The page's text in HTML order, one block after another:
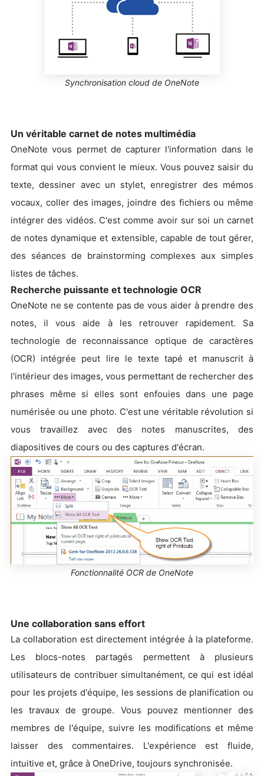
Synchronisation cloud de OneNote
Un véritable carnet de notes multimédia
OneNote vous permet de capturer l'information dans le
format qui vous convient le mieux. Vous pouvez saisir du
texte, dessiner avec un stylet, enregistrer des mémos
vocaux, coller des images, joindre des fichiers ou même
intégrer des vidéos. C'est comme avoir sur soi un carnet
de notes dynamique et extensible, capable de tout gérer,
des séances de brainstorming complexes aux simples
listes de tâches.
Recherche puissante et technologie OCR
OneNote ne se contente pas de vous aider à prendre des
notes, il vous aide à les retrouver rapidement. Sa
technologie de reconnaissance optique de caractères
(OCR) intégrée peut lire le texte tapé et manuscrit à
l'intérieur des images, vous permettant de rechercher des
phrases même si elles sont enfouies dans une page
numérisée ou une photo. C'est une véritable révolution si
vous travaillez avec des notes manuscrites, des
diapositives de cours ou des captures d'écran.
Fonctionnalité OCR de OneNote
Une collaboration sans effort
La collaboration est directement intégrée à la plateforme.
Les blocs-notes partagés permettent à plusieurs
utilisateurs de contribuer simultanément, ce qui est idéal
pour les projets d'équipe, les sessions de planification ou
les travaux de groupe. Vous pouvez mentionner des
membres de l'équipe, suivre les modifications et même
laisser des commentaires. L'expérience est fluide,
intuitive et, grâce à OneDrive, toujours synchronisée.